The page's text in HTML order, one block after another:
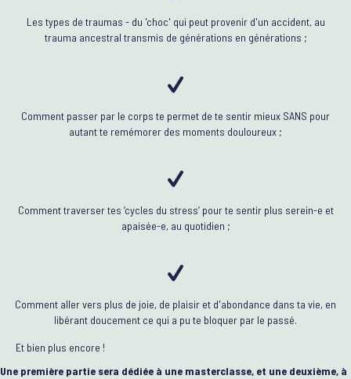
Les types de traumas - du 'choc' qui peut provenir d'un accident, au
trauma ancestral transmis de générations en générations ;
Comment passer par le corps te permet de te sentir mieux SANS pour
autant te remémorer des moments douloureux ;
Comment traverser tes ‘cycles du stress’ pour te sentir plus serein-e et
apaisée-e, au quotidien ;
Comment aller vers plus de joie, de plaisir et d'abondance dans ta vie, en
libérant doucement ce qui a pu te bloquer par le passé.
Et bien plus encore !
Une première partie sera dédiée à une masterclasse, et une deuxième, à